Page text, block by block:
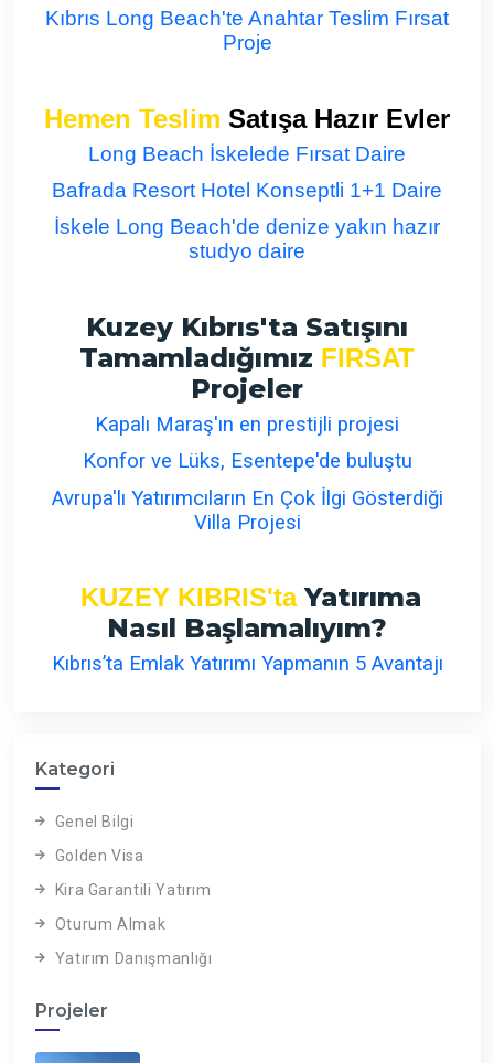
Kıbrıs Long Beach'te Anahtar Teslim Fırsat
Proje
Hemen Teslim Satışa Hazır Evler
Long Beach İskelede Fırsat Daire
Bafrada Resort Hotel Konseptli 1+1 Daire
İskele Long Beach'de denize yakın hazır
studyo daire
Kuzey Kıbrıs'ta Satışını
Tamamladığımız FIRSAT
Projeler
Kapalı Maraş'ın en prestijli projesi
Konfor ve Lüks, Esentepe'de buluştu
Avrupa'lı Yatırımcıların En Çok İlgi Gösterdiği
Villa Projesi
KUZEY KIBRIS'taYatırıma
Nasıl Başlamalıyım?
Kıbrıs’ta Emlak Yatırımı Yapmanın 5 Avantajı
Kategori
Genel Bilgi
Golden Visa
Kira Garantili Yatırım
Oturum Almak
Yatırım Danışmanlığı
Projeler